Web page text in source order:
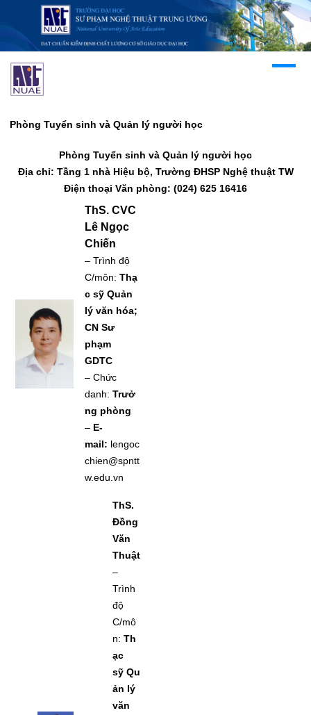
Phòng Tuyển sinh và Quản lý người học
Phòng Tuyển sinh và Quản lý người học
Địa chỉ: Tầng 1 nhà Hiệu bộ, Trường ĐHSP Nghệ thuật TW
Điện thoại Văn phòng: (024) 625 16416
ThS. CVC
Lê Ngọc
Chiến
– Trình độ
C/môn: Thạ
c sỹ Quản
lý văn hóa;
CN Sư
phạm
GDTC
– Chức
danh: Trưở
ng phòng
– E-
mail: lengoc
chien@spntt
w.edu.vn
ThS.
Đồng
Văn
Thuật
–
Trình
độ
C/mô
n: Th
ạc
sỹ Qu
ản lý
văn